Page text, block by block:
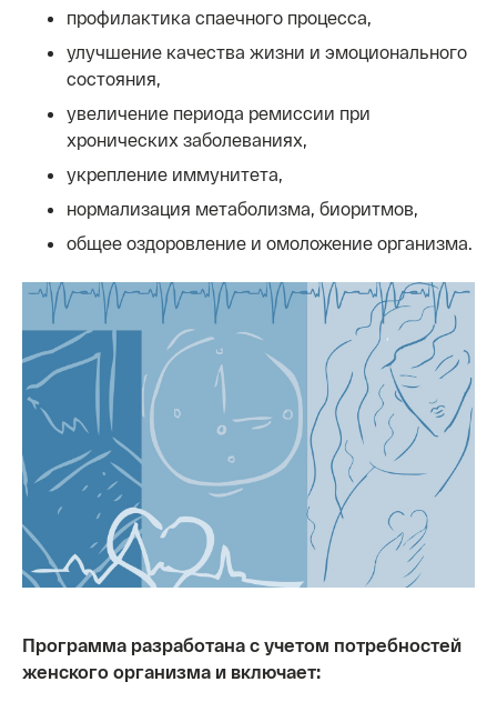
профилактика спаечного процесса,
улучшение качества жизни и эмоционального
состояния,
увеличение периода ремиссии при
хронических заболеваниях,
укрепление иммунитета,
нормализация метаболизма, биоритмов,
общее оздоровление и омоложение организма.
Программа разработана с учетом потребностей
женского организма и включает: